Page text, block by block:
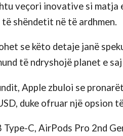
veçori inovative si matja
shëndetit në të ardhmen.
se këto detaje janë
të ndryshojë planet e
Apple zbuloi se
duke ofruar një opsion
C, AirPods Pro 2nd